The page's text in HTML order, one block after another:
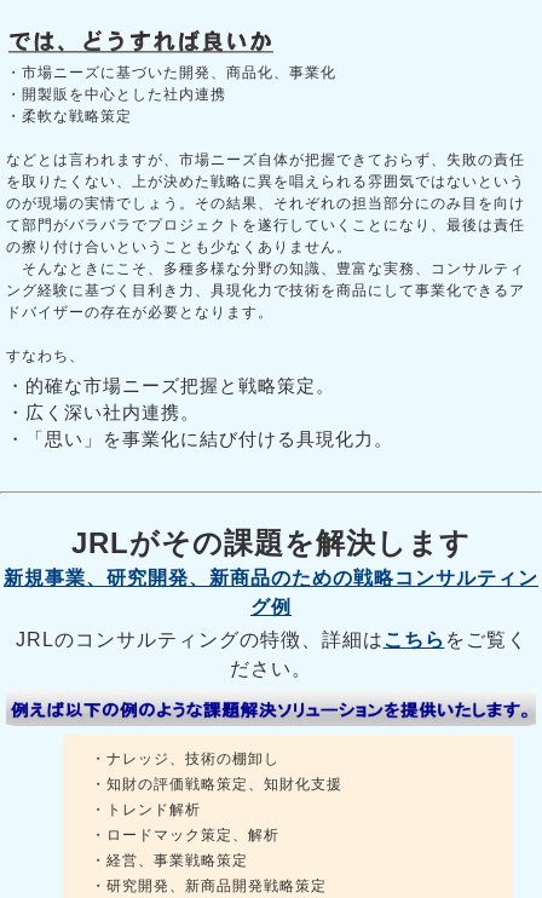
・市場ニーズに基づいた開発、商品化、事業化
・開製販を中心とした社内連携
・柔軟な戦略策定
などとは言われますが、市場ニーズ自体が把握できておらず、失敗の責任
を取りたくない、上が決めた戦略に異を唱えられる雰囲気ではないという
のが現場の実情でしょう。その結果、それぞれの担当部分にのみ目を向け
て部門がバラバラでプロジェクトを遂行していくことになり、最後は責任
の擦り付け合いということも少なくありません。
そんなときにこそ、多種多様な分野の知識、豊富な実務、コンサルティ
ング経験に基づく目利き力、具現化力で技術を商品にして事業化できるア
ドバイザーの存在が必要となります。
すなわち、
・的確な市場ニーズ把握と戦略策定。
・広く深い社内連携。
・「思い」を事業化に結び付ける具現化力。
JRLがその課題を解決します
新規事業、研究開発、新商品のための戦略コンサルティン
グ例
JRLのコンサルティングの特徴、詳細は こちら をご覧く
ださい。
・ナレッジ、技術の棚卸し
・知財の評価戦略策定、知財化支援
・トレンド解析
・ロードマック策定、解析
・経営、事業戦略策定
・研究開発、新商品開発戦略策定